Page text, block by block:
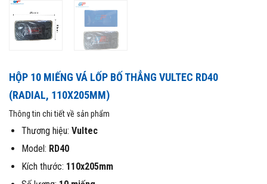
HỘP 10 MIẾNG VÁ LỐP BỐ THẲNG VULTEC RD40
(RADIAL, 110X205MM)
Thông tin chi tiết về sản phẩm
Thương hiệu: Vultec
Model: RD40
Kích thước: 110x205mm